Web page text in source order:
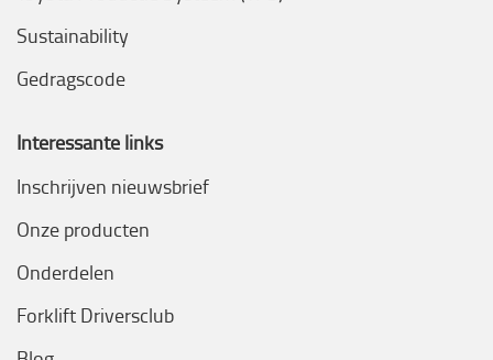
Sustainability
Gedragscode
Interessante links
Inschrijven nieuwsbrief
Onze producten
Onderdelen
Forklift Driversclub